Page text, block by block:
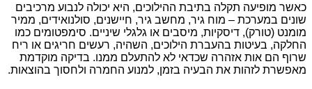
כאשר מופיעה תקלה בתיבת ההילוכים, היא יכולה לנבוע מרכיבים
שונים במערכת – מוח גיר, מחשב גיר, חיישנים, סולנואידים, ממיר
מומנט (טורק), דיסקיות, מיסבים או גלגלי שיניים. סימפטומים כמו
החלקה, בעיטות בהעברת הילוכים, השהיה, רעשים חריגים או ריח
שרוף הם אות אזהרה שכדאי לא להתעלם ממנו. בדיקה מוקדמת
מאפשרת לזהות את הבעיה בזמן, למנוע החמרה ולחסוך בהוצאות.